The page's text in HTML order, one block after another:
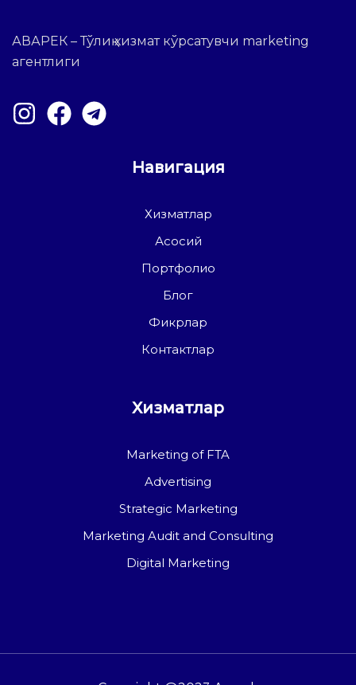
АВАРЕК – Тўлиқ хизмат кўрсатувчи marketing
агентлиги
Навигация
Хизматлар
Асосий
Портфолио
Блог
Фикрлар
Контактлар
Хизматлар
Marketing of FTA
Advertising
Strategic Marketing
Marketing Audit and Consulting
Digital Marketing